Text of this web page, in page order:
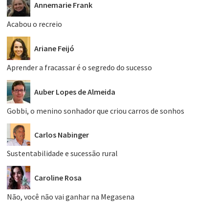
Annemarie Frank
Acabou o recreio
Ariane Feijó
Aprender a fracassar é o segredo do sucesso
Auber Lopes de Almeida
Gobbi, o menino sonhador que criou carros de sonhos
Carlos Nabinger
Sustentabilidade e sucessão rural
Caroline Rosa
Não, você não vai ganhar na Megasena